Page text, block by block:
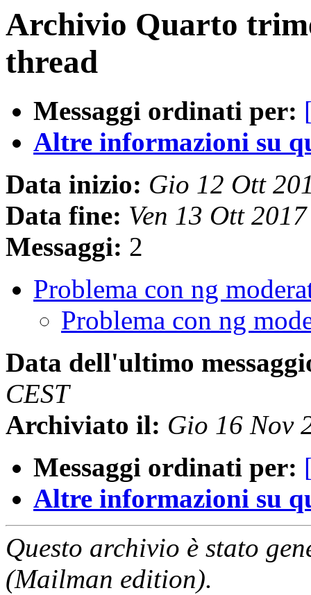
Archivio Quarto
thread
Messaggi ordinati per:
Altre informazioni su
Data inizio: Gio 12 Ott
Data fine: Ven 13 Ott
Messaggi: 2
Problema con ng
Problema con ng
Data dell'ultimo
CEST
Archiviato il: Gio 16 Nov
Messaggi ordinati per:
Altre informazioni su
Questo archivio è stato
(Mailman edition).